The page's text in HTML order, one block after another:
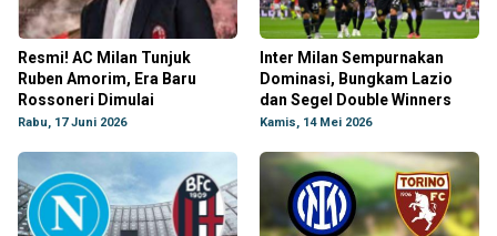
Resmi! AC Milan Tunjuk
Ruben Amorim, Era Baru
Rossoneri Dimulai
Rabu, 17 Juni 2026
Inter Milan Sempurnakan
Dominasi, Bungkam Lazio
dan Segel Double Winners
Kamis, 14 Mei 2026